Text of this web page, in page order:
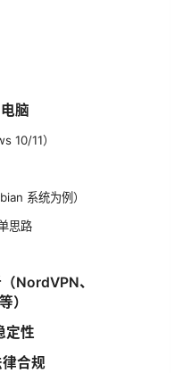
脑
10/11）
系统为例）
思路
NordVPN、
）
定性
合规